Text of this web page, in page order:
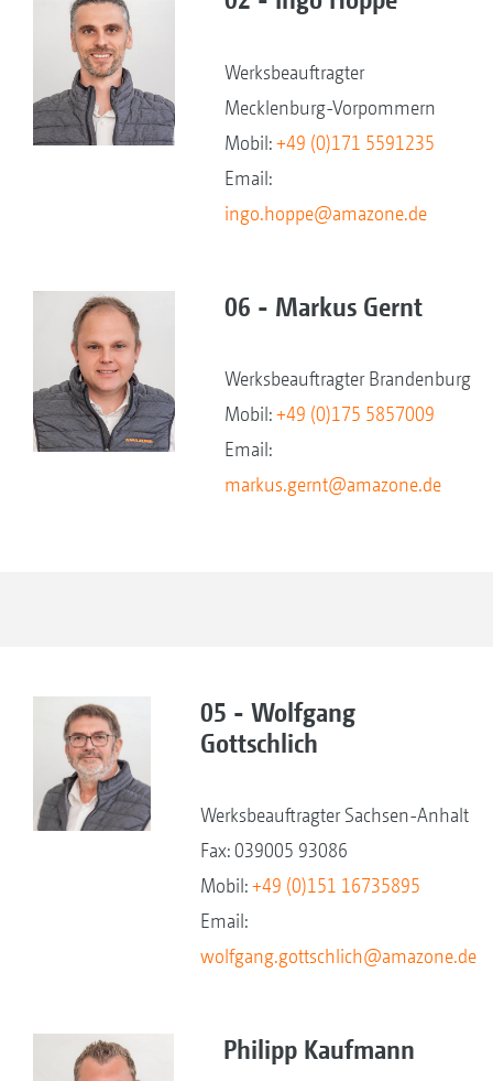
Werksbeauftragter
Mecklenburg-Vorpommern
Mobil:+49 (0)171 5591235
Email:
ingo.hoppe@amazone.de
06 - Markus Gernt
Werksbeauftragter Brandenburg
Mobil:+49 (0)175 5857009
Email:
markus.gernt@amazone.de
05 - Wolfgang
Gottschlich
Werksbeauftragter Sachsen-Anhalt
Fax: 039005 93086
Mobil:+49 (0)151 16735895
Email:
wolfgang.gottschlich@amazone.de
Philipp Kaufmann